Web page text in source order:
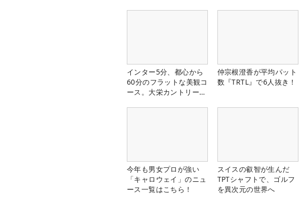
インター5分、都心から
60分のフラットな美観コ
ース。大栄カントリー俱
仲宗根澄香が平均パット
数『TRTL』で6人抜き！
今年も男女プロが強い
「キャロウェイ」のニュ
ース一覧はこちら！
スイスの叡智が生んだ
TPTシャフトで、ゴルフ
を異次元の世界へ